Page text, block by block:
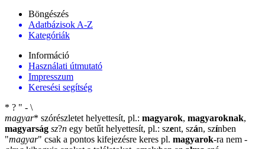
Böngészés
Adatbázisok A-Z
Kategóriák
Információ
Használati útmutató
Impresszum
Keresési segítség
* ? " - \
magyar* szórészletet helyettesít, pl.: magyarok, magyaroknak,
magyarság sz?n egy betűt helyettesít, pl.: szent, szán, színben
"magyar" csak a pontos kifejezésre keres pl. magyarok-ra nem -